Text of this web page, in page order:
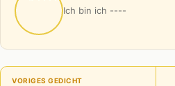
Ich bin ich ----
VORIGES GEDICHT